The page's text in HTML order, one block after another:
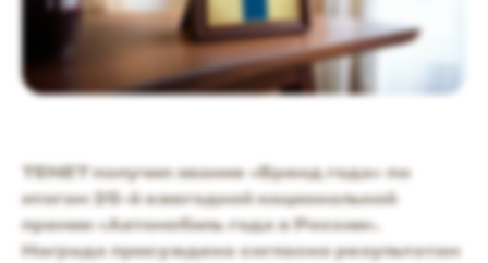
TENET получил звание «Бренд года» по
итогам 25-й ежегодной национальной
премии «Автомобиль года в России».
Награда присуждена согласно результатам